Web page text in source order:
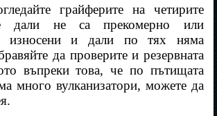
грайферите на четирите
дали не са прекомерно или
износени и дали по тях няма
да проверите и резервната
въпреки това, че по пътищата
много вулканизатори, можете да